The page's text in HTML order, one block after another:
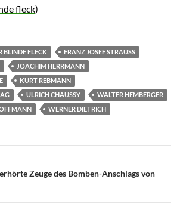
fleck)
BLINDE FLECK
FRANZ JOSEF STRAUSS
JOACHIM HERRMANN
KURT REBMANN
ULRICH CHAUSSY
WALTER HEMBERGER
WERNER DIETRICH
Zeuge des Bomben-Anschlags von